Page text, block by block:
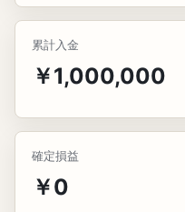
累計入金
￥1,000,000
確定損益
￥0